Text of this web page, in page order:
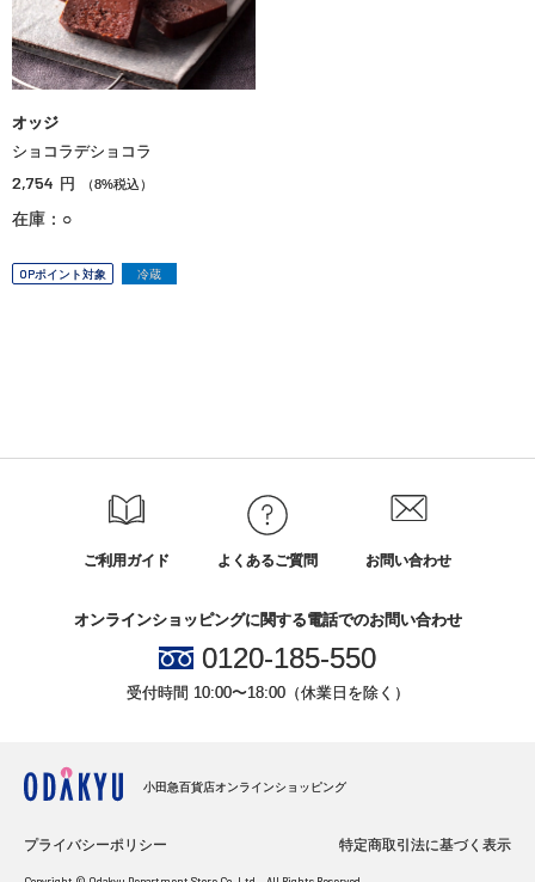
オッジ
ショコラデショコラ
2,754 円 （8%税込）
在庫：○
OPポイント対象 冷蔵
ご利用ガイド よくあるご質問 お問い合わせ
オンラインショッピングに関する電話でのお問い合わせ
0120-185-550
受付時間 10:00〜18:00（休業日を除く）
小田急百貨店オンラインショッピング
プライバシーポリシー 特定商取引法に基づく表示